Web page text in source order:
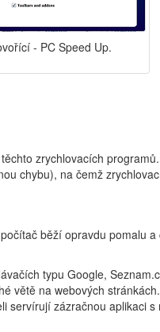
- PC Speed Up.
zrychlovacích
chybu), na čemž
běží opravdu pomalu
typu Google,
na webových
zázračnou aplikaci